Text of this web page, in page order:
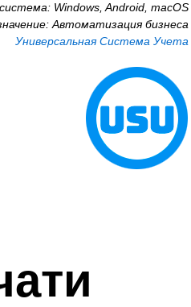
Windows, Android, macOS
Автоматизация бизнеса
Универсальная Система Учета